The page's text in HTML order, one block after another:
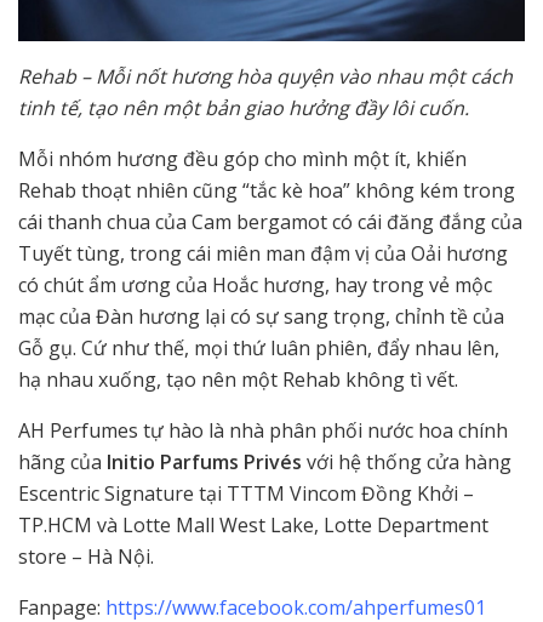
Rehab – Mỗi nốt hương hòa quyện vào nhau một cách
tinh tế, tạo nên một bản giao hưởng đầy lôi cuốn.
Mỗi nhóm hương đều góp cho mình một ít, khiến
Rehab thoạt nhiên cũng “tắc kè hoa” không kém trong
cái thanh chua của Cam bergamot có cái đăng đắng của
Tuyết tùng, trong cái miên man đậm vị của Oải hương
có chút ẩm ương của Hoắc hương, hay trong vẻ mộc
mạc của Đàn hương lại có sự sang trọng, chỉnh tề của
Gỗ gụ. Cứ như thế, mọi thứ luân phiên, đẩy nhau lên,
hạ nhau xuống, tạo nên một Rehab không tì vết.
AH Perfumes tự hào là nhà phân phối nước hoa chính
hãng của Initio Parfums Privés với hệ thống cửa hàng
Escentric Signature tại TTTM Vincom Đồng Khởi –
TP.HCM và Lotte Mall West Lake, Lotte Department
store – Hà Nội.
Fanpage: https://www.facebook.com/ahperfumes01